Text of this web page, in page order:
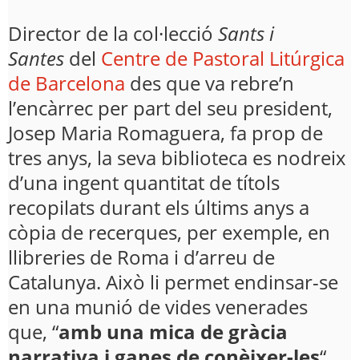
Director de la col·lecció Sants i
Santes del Centre de Pastoral Litúrgica
de Barcelona des que va rebre’n
l’encàrrec per part del seu president,
Josep Maria Romaguera, fa prop de
tres anys, la seva biblioteca es nodreix
d’una ingent quantitat de títols
recopilats durant els últims anys a
còpia de recerques, per exemple, en
llibreries de Roma i d’arreu de
Catalunya. Això li permet endinsar-se
en una munió de vides venerades
que, “amb una mica de gràcia